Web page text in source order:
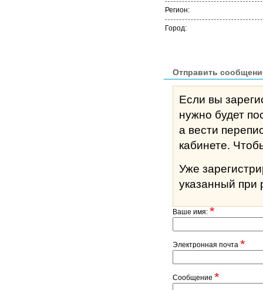
Регион:
Город:
Отправить
Если вы
нужно будет
а вести
Уже
указанный при
Ваше имя:*
Электронная почта *
Сообщение *